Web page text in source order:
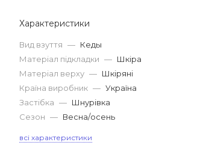
Характеристики
Вид взуття — Кеды
Матеріал підкладки — Шкіра
Матеріал верху — Шкіряні
Країна виробник — Україна
Застібка — Шнурівка
Сезон — Весна/осень
всі характеристики